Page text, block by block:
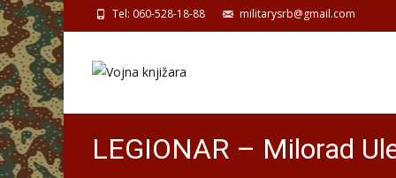
Tel: 060-528-18-88 militarysrb@gmail.com
LEGIONAR – Milorad